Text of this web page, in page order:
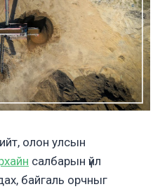
олон улсын
салбарын үйл
байгаль орчныг